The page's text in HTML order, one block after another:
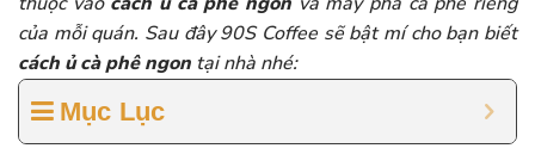
của mỗi quán. Sau đây 90S Coffee sẽ bật mí cho bạn biết
cách ủ cà phê ngon tại nhà nhé:
Mục Lục